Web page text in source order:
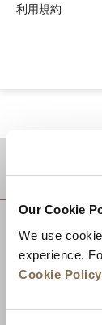
Our Cookie
We use
experience.
Cookie Policy
利用規約